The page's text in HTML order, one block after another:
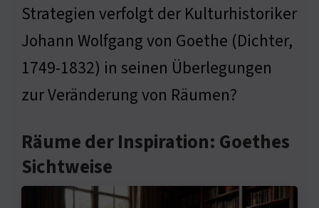
Strategien verfolgt der Kulturhistoriker
Johann Wolfgang von Goethe (Dichter,
1749-1832) in seinen Überlegungen
zur Veränderung von Räumen?
Räume der Inspiration: Goethes
Sichtweise